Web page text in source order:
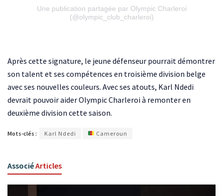
Une publication partagée par Olympic Charleroi
(@olympic_club_charleroi)
Après cette signature, le jeune défenseur pourrait démontrer
son talent et ses compétences en troisième division belge
avec ses nouvelles couleurs. Avec ses atouts, Karl Ndedi
devrait pouvoir aider Olympic Charleroi à remonter en
deuxième division cette saison.
Mots-clés : Karl Ndedi Cameroun
AssociéArticles